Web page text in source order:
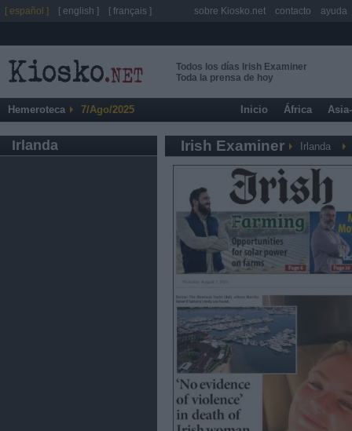
Todos los días Irish Examiner
Toda la prensa de hoy
Hemeroteca 7/Ago/2025 Inicio África
Irlanda Irish Examiner Irlanda
[ español ] [ english ] [ français ] sobre Kiosko.net contacto ayuda